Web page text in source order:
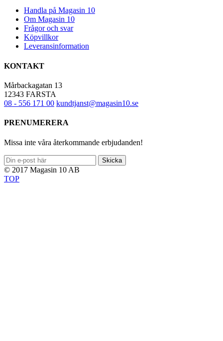
Handla på Magasin 10
Om Magasin 10
Frågor och svar
Köpvillkor
Leveransinformation
KONTAKT
Mårbackagatan 13
12343 FARSTA
08 - 556 171 00 kundtjanst@magasin10.se
PRENUMERERA
Missa inte våra återkommande erbjudanden!
Skicka
© 2017 Magasin 10 AB
TOP